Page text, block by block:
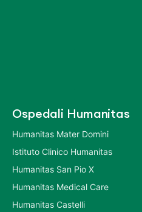
Ospedali Humanitas
Humanitas Mater Domini
Istituto Clinico Humanitas
Humanitas San Pio X
Humanitas Medical Care
Humanitas Castelli